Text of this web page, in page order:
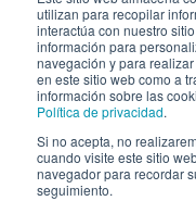
utilizan para recopilar
interactúa con nuestro
información para
navegación y para
en este sitio web como a
información sobre las
Política de privacidad.
Si no acepta, no
cuando visite este sitio
navegador para recordar
seguimiento.
© Turismo y